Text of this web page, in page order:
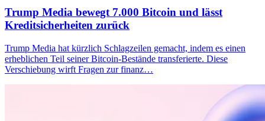
Trump Media bewegt 7.000 Bitcoin und lässt
Kreditsicherheiten zurück
Trump Media hat kürzlich Schlagzeilen gemacht, indem es einen
erheblichen Teil seiner Bitcoin-Bestände transferierte. Diese
Verschiebung wirft Fragen zur finanz…